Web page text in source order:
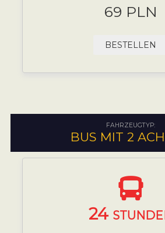
69 PLN
BESTELLEN
FAHRZEUGTYP:
BUS MIT 2
24